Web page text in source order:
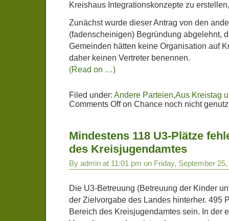
Kreishaus Integrationskonzepte zu
Zunächst wurde dieser Antrag von den
(fadenscheinigen) Begründung abgelehnt,
Gemeinden hätten keine Organisation auf
daher keinen Vertreter benennen.
(Read on …)
Filed under: Andere Parteien,Aus Kreistag
Comments Offon Chance noch nicht
Mindestens 118 U3-Plätze
des Kreisjugendamtes
By admin at 11:01 pm on Friday, September 25,
Die U3-Betreuung (Betreuung der Kinder
der Zielvorgabe des Landes hinterher. 495
Bereich des Kreisjugendamtes sein. In der